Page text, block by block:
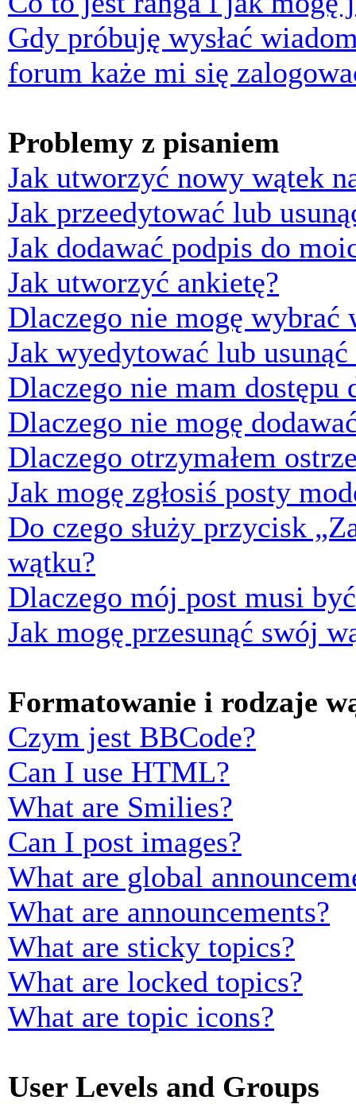
Gdy próbuję wysłać
forum każe mi się
Problemy z pisaniem
Jak utworzyć nowy wątek
Jak przeedytować lub
Jak dodawać podpis do
Jak utworzyć ankietę?
Dlaczego nie mogę wybrać
Jak wyedytować lub usunąć
Dlaczego nie mam dostępu
Dlaczego nie mogę
Dlaczego otrzymałem
Jak mogę zgłosiś posty
Do czego służy przycisk
wątku?
Dlaczego mój post musi
Jak mogę przesunąć swój
Formatowanie i rodzaje
Czym jest BBCode?
Can I use HTML?
What are Smilies?
Can I post images?
What are global
What are announcements?
What are sticky topics?
What are locked topics?
What are topic icons?
User Levels and Groups